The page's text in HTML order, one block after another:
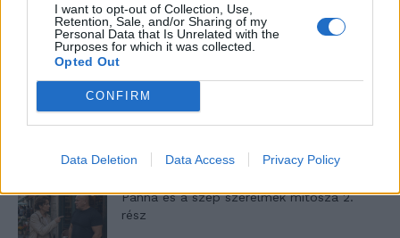
I want to opt-out of Collection, Use,
Retention, Sale, and/or Sharing of my
Personal Data that Is Unrelated with the
Purposes for which it was collected.
Opted Out
CONFIRM
Data Deletion Data Access Privacy Policy
Egy ház, amely a tengerre és a fényre
nyílik – Villa...
A családok, akik soha nem hagyták abba
várakozást – Ha egy...
Panna és a szép szerelmek mítosza 2.
rész